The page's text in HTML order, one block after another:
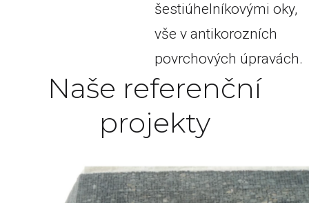
šestiúhelníkovými oky,
vše v antikorozních
povrchových úpravách.
Naše referenční
projekty